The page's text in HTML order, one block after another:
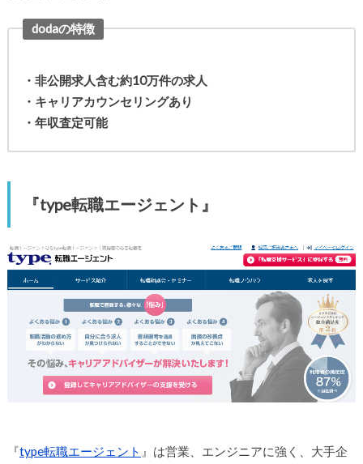
dodaの特徴
・非公開求人含む約10万件の求人
・キャリアカウンセリングあり
・年収査定可能
『type転職エージェント』
『type転職エージェント 』は営業、エンジニアに強く、大手企